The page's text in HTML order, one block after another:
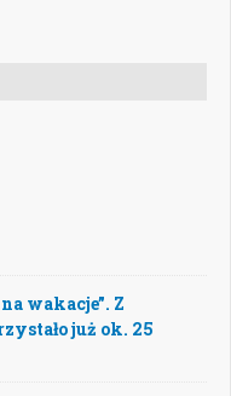
wakacje”. Z
już ok. 25